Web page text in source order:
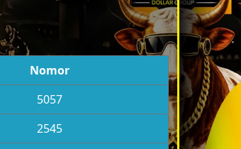
Nomor
5057
2545